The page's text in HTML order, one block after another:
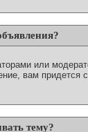
или
вам
тему?